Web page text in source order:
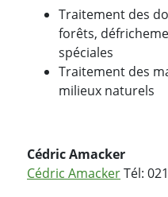
Traitement des
forêts,
spéciales
Traitement des
milieux naturels
Cédric Amacker
Cédric AmackerTél: